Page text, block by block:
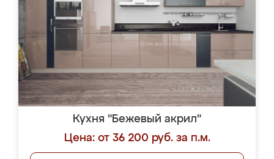
Кухня "Бежевый акрил"
Цена: от 36 200 руб. за п.м.